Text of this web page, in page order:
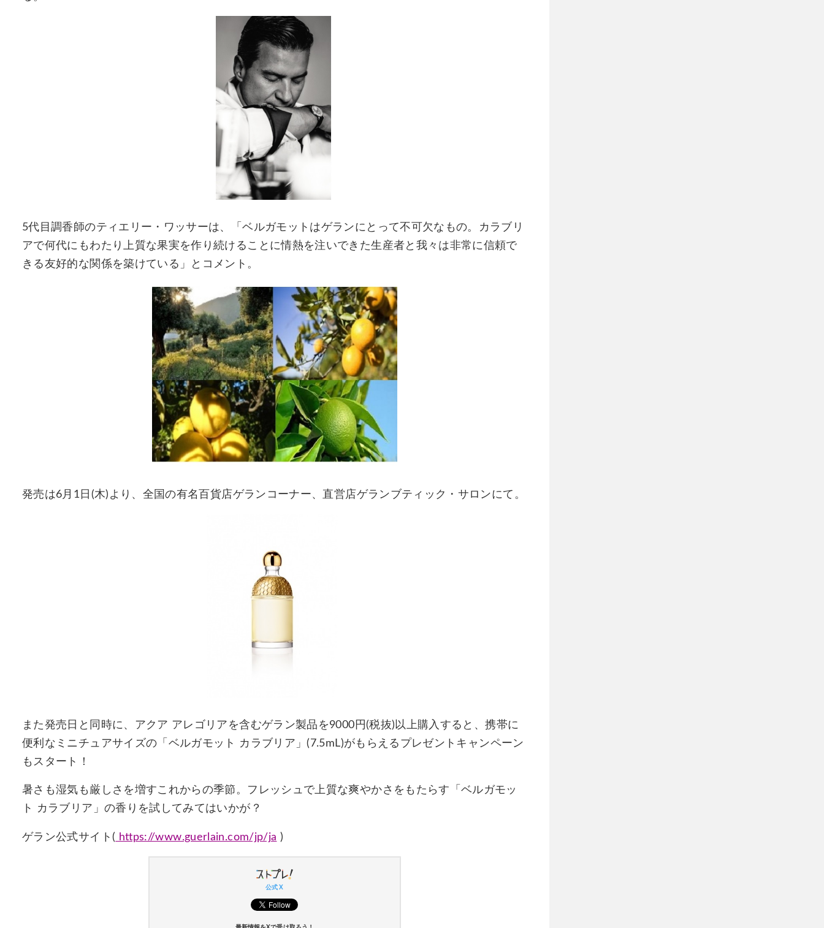
5代目調香師のティエリー・ワッサーは、「ベルガモットはゲランにとって不可欠なもの。カラブリ
アで何代にもわたり上質な果実を作り続けることに情熱を注いできた生産者と我々は非常に信頼で
きる友好的な関係を築けている」とコメント。
発売は6月1日(木)より、全国の有名百貨店ゲランコーナー、直営店ゲランブティック・サロンにて。
また発売日と同時に、アクア アレゴリアを含むゲラン製品を9000円(税抜)以上購入すると、携帯に
便利なミニチュアサイズの「ベルガモット カラブリア」(7.5mL)がもらえるプレゼントキャンペーン
もスタート！
暑さも湿気も厳しさを増すこれからの季節。フレッシュで上質な爽やかさをもたらす「ベルガモッ
ト カラブリア」の香りを試してみてはいかが？
ゲラン公式サイト( https://www.guerlain.com/jp/ja )
公式 X